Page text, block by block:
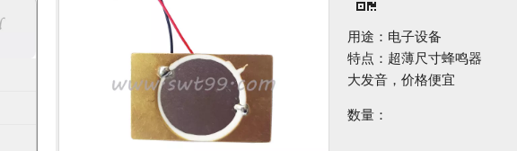
用途：电子设备
特点：超薄尺寸蜂鸣器
大发音，价格便宜
数量：